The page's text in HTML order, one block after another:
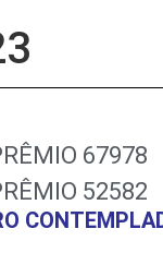
67978
52582